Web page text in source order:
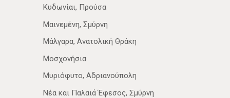
Κυδωνίαι, Προύσα
Μαινεμένη, Σμύρνη
Μάλγαρα, Ανατολική Θράκη
Μοσχονήσια
Μυριόφυτο, Αδριανούπολη
Νέα­ και Παλαιά Έφεσος, Σμύρνη